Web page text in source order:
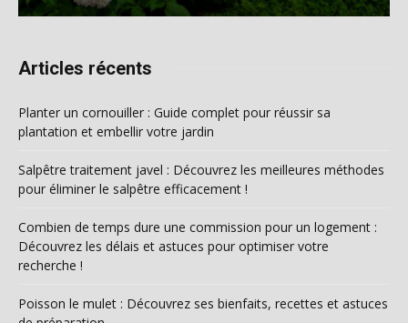
Articles récents
Planter un cornouiller : Guide complet pour réussir sa
plantation et embellir votre jardin
Salpêtre traitement javel : Découvrez les meilleures méthodes
pour éliminer le salpêtre efficacement !
Combien de temps dure une commission pour un logement :
Découvrez les délais et astuces pour optimiser votre
recherche !
Poisson le mulet : Découvrez ses bienfaits, recettes et astuces